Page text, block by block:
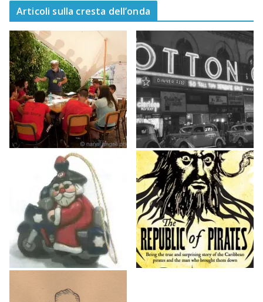
Articoli sulla cresta dell’onda